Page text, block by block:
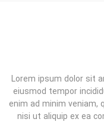
Lorem ipsum dolor sit
eiusmod tempor
enim ad minim veniam,
nisi ut aliquip ex ea